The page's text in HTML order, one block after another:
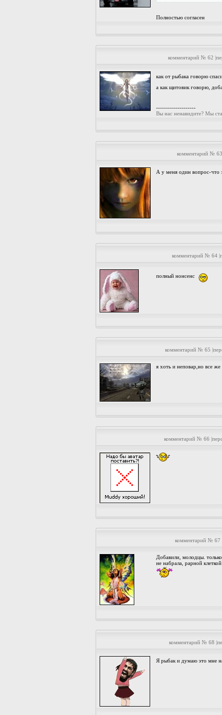
Полностью согласен
комментарий № 62
как от рыбака говорю
а как щитовик говорю,
--------------------
Вы нас ненавидите? Мы
комментарий №
А у меня один вопрос-что
комментарий № 64
полный нонсенс
комментарий № 65
я хоть и неповар,но все
комментарий № 66
комментарий № 67
Добавили, молодцы.
не набрала, рарной
комментарий № 68
Я рыбак и думаю это мне